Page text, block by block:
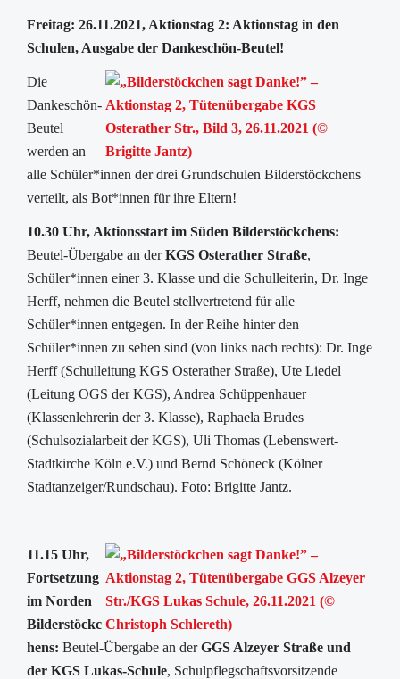
Freitag: 26.11.2021, Aktionstag 2: Aktionstag in den
Schulen, Ausgabe der Dankeschön-Beutel!
Die
Dankeschön-
Beutel
werden an
alle Schüler*innen der drei Grundschulen Bilderstöckchens
verteilt, als Bot*innen für ihre Eltern!
10.30 Uhr, Aktionsstart im Süden Bilderstöckchens:
Beutel-Übergabe an derKGS Osterather Straße,
Schüler*innen einer 3. Klasse und die Schulleiterin, Dr. Inge
Herff, nehmen die Beutel stellvertretend für alle
Schüler*innen entgegen. In der Reihe hinter den
Schüler*innen zu sehen sind (von links nach rechts): Dr. Inge
Herff (Schulleitung KGS Osterather Straße), Ute Liedel
(Leitung OGS der KGS), Andrea Schüppenhauer
(Klassenlehrerin der 3. Klasse), Raphaela Brudes
(Schulsozialarbeit der KGS), Uli Thomas (Lebenswert-
Stadtkirche Köln e.V.) und Bernd Schöneck (Kölner
Stadtanzeiger/Rundschau). Foto: Brigitte Jantz.
11.15 Uhr,
Fortsetzung
im Norden
Bilderstöckc
hens: Beutel-Übergabe an derGGS Alzeyer Straße und
der KGS Lukas-Schule, Schulpflegschaftsvorsitzende